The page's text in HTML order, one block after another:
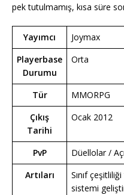
pek tutulmamış, kısa süre
Yayımcı
Joymax
Playerbase
Durumu
Orta
Tür
MMORPG
Çıkış
Tarihi
Ocak 2012
PvP
Düellolar /
Artıları
Sınıf
sistemi